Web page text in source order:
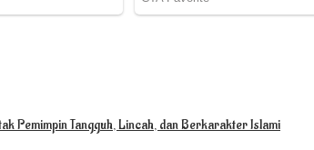
Pemimpin Tangguh, Lincah, dan Berkarakter Islami